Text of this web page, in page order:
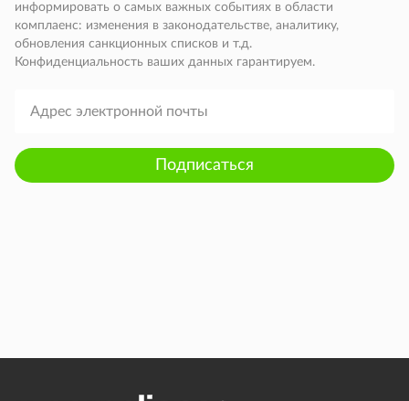
информировать о самых важных событиях в области
комплаенс: изменения в законодательстве, аналитику,
обновления санкционных списков и т.д.
Конфиденциальность ваших данных гарантируем.
Подписаться